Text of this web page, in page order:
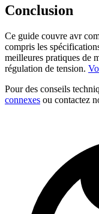
Conclusion
Ce guide couvre avr
compris les
meilleures pratiques de
régulation de tension.
Pour des conseils
connexes ou contactez